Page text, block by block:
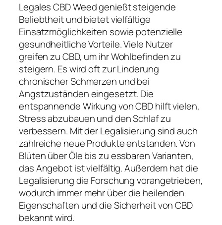
Legales CBD Weed genießt steigende
Beliebtheit und bietet vielfältige
Einsatzmöglichkeiten sowie potenzielle
gesundheitliche Vorteile. Viele Nutzer
greifen zu CBD, um ihr Wohlbefinden zu
steigern. Es wird oft zur Linderung
chronischer Schmerzen und bei
Angstzuständen eingesetzt. Die
entspannende Wirkung von CBD hilft vielen,
Stress abzubauen und den Schlaf zu
verbessern. Mit der Legalisierung sind auch
zahlreiche neue Produkte entstanden. Von
Blüten über Öle bis zu essbaren Varianten,
das Angebot ist vielfältig. Außerdem hat die
Legalisierung die Forschung vorangetrieben,
wodurch immer mehr über die heilenden
Eigenschaften und die Sicherheit von CBD
bekannt wird.